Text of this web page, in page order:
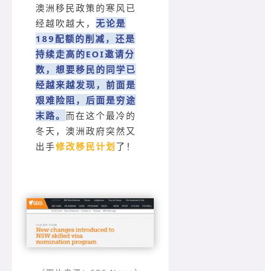
澳洲移民政策的寒风已
经越吹越大， 无论是
189配额的削减，还是
持续走高的EOI邀请分
数，想要移民的同学已
经越来越发现，前面是
艰难险阻，后面是穷途
末路。 而在这个最冷的
冬天，澳洲政府突然又
出手修改移民计划了！